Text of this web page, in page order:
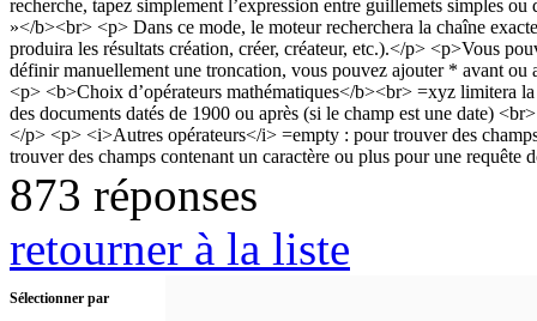
873 réponses
retourner à la liste
Sélectionner par